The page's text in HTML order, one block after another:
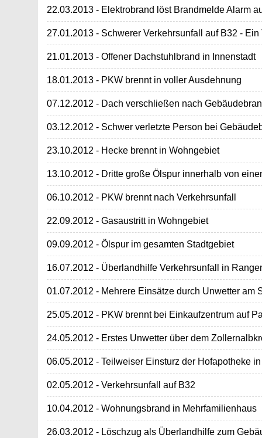
22.03.2013 - Elektrobrand löst Brandmelde Alarm
27.01.2013 - Schwerer Verkehrsunfall auf B32 - Ein
21.01.2013 - Offener Dachstuhlbrand in Innenstadt
18.01.2013 - PKW brennt in voller Ausdehnung
07.12.2012 - Dach verschließen nach
03.12.2012 - Schwer verletzte Person bei
23.10.2012 - Hecke brennt in Wohngebiet
13.10.2012 - Dritte große Ölspur innerhalb von
06.10.2012 - PKW brennt nach Verkehrsunfall
22.09.2012 - Gasaustritt in Wohngebiet
09.09.2012 - Ölspur im gesamten Stadtgebiet
16.07.2012 - Überlandhilfe Verkehrsunfall in
01.07.2012 - Mehrere Einsätze durch Unwetter am
25.05.2012 - PKW brennt bei Einkaufzentrum auf
24.05.2012 - Erstes Unwetter über dem
06.05.2012 - Teilweiser Einsturz der Hofapotheke
02.05.2012 - Verkehrsunfall auf B32
10.04.2012 - Wohnungsbrand in Mehrfamilienhaus
26.03.2012 - Löschzug als Überlandhilfe zum